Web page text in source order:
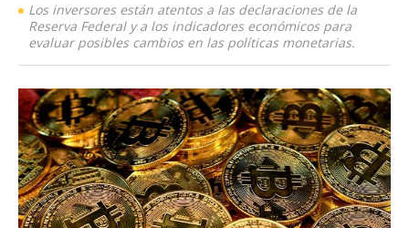
Los inversores están atentos a las declaraciones de la
Reserva Federal y a los indicadores económicos para
evaluar posibles cambios en las políticas monetarias.